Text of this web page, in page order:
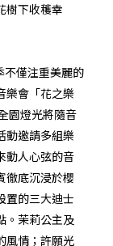
樹下收穫幸
僅注重美麗的
樂會「花之樂
園燈光將隨音
動邀請多組樂
動人心弦的音
徹底沉浸於櫻
置的三大迪士
。茉莉公主及
風情；許願光